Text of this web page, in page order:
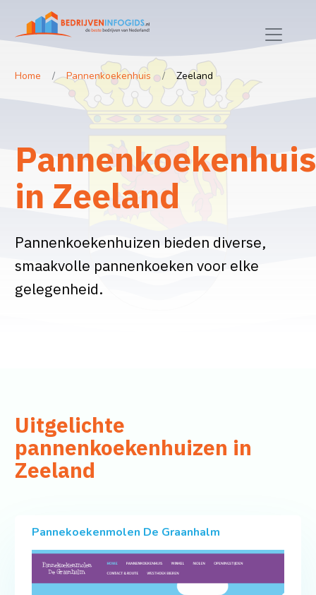
Home Pannenkoekenhuis Zeeland
Pannenkoekenhuis
in Zeeland
Pannenkoekenhuizen bieden diverse,
smaakvolle pannenkoeken voor elke
gelegenheid.
Uitgelichte
pannenkoekenhuizen in
Zeeland
Pannekoekenmolen De Graanhalm